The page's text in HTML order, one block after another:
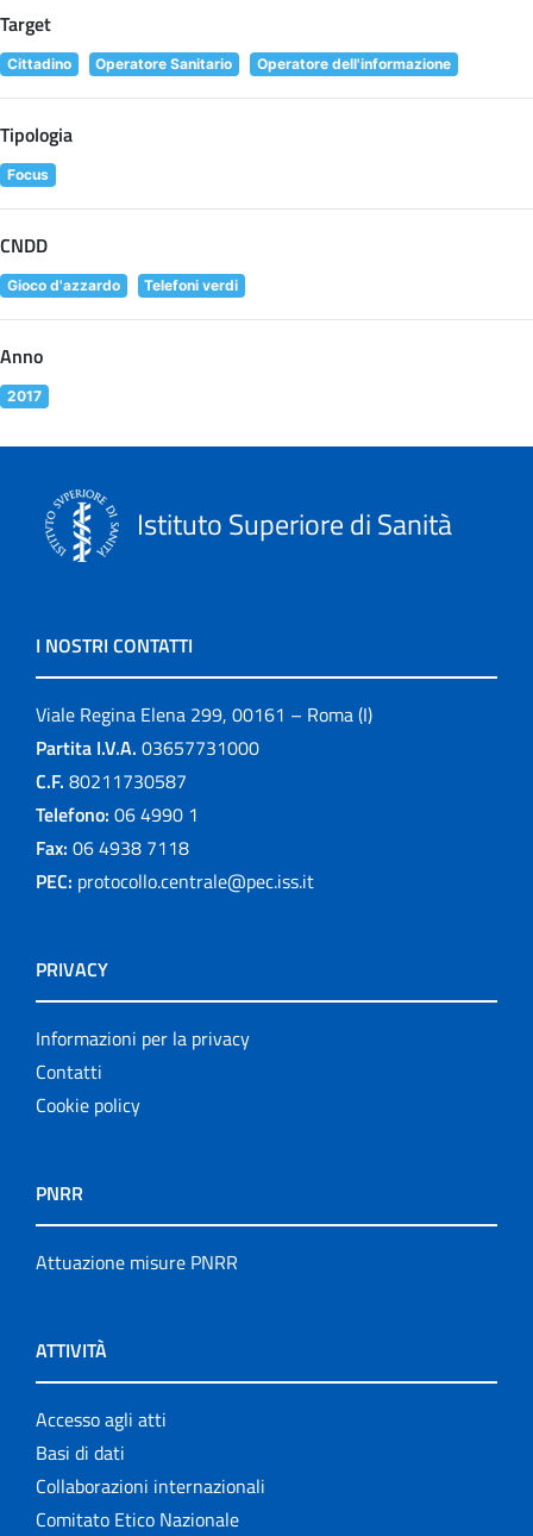
Target
Cittadino Operatore Sanitario Operatore dell'informazione
Tipologia
Focus
CNDD
Gioco d'azzardo Telefoni verdi
Anno
2017
Istituto Superiore di Sanità
I NOSTRI CONTATTI
Viale Regina Elena 299, 00161 – Roma (I)
Partita I.V.A. 03657731000
C.F. 80211730587
Telefono: 06 4990 1
Fax: 06 4938 7118
PEC: protocollo.centrale@pec.iss.it
PRIVACY
Informazioni per la privacy
Contatti
Cookie policy
PNRR
Attuazione misure PNRR
ATTIVITÀ
Accesso agli atti
Basi di dati
Collaborazioni internazionali
Comitato Etico Nazionale